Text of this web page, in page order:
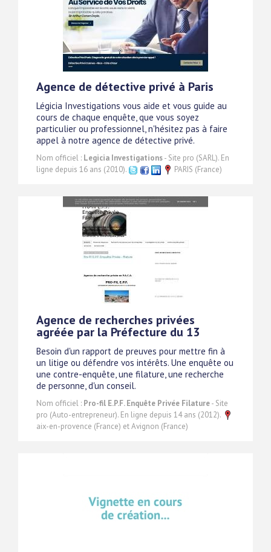
Agence de détective privé à Paris
Légicia Investigations vous aide et vous guide au
cours de chaque enquête, que vous soyez
particulier ou professionnel, n'hésitez pas à faire
appel à notre agence de détective privé.
Nom officiel : Legicia Investigations- Site pro (SARL). En
ligne depuis 16 ans (2010).
PARIS (France)
Agence de recherches privées
agréée par la Préfecture du 13
Besoin d'un rapport de preuves pour mettre fin à
un litige ou défendre vos intérêts. Une enquête ou
une contre-enquête, une filature, une recherche
de personne, d'un conseil.
Nom officiel : Pro-fil E.P.F. Enquête Privée Filature- Site
pro (Auto-entrepreneur). En ligne depuis 14 ans (2012).
aix-en-provence (France) et Avignon (France)